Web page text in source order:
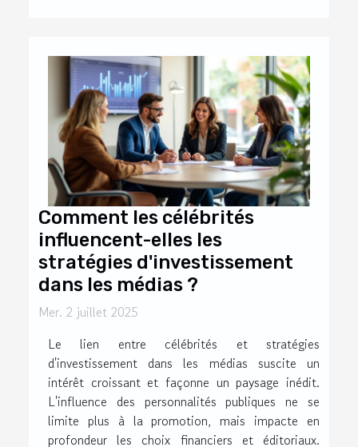
Comment les célébrités
influencent-elles les
stratégies d'investissement
dans les médias ?
Mer. 2 juillet 2025
Le lien entre célébrités et stratégies
d'investissement dans les médias suscite un
intérêt croissant et façonne un paysage inédit.
L'influence des personnalités publiques ne se
limite plus à la promotion, mais impacte en
profondeur les choix financiers et éditoriaux.